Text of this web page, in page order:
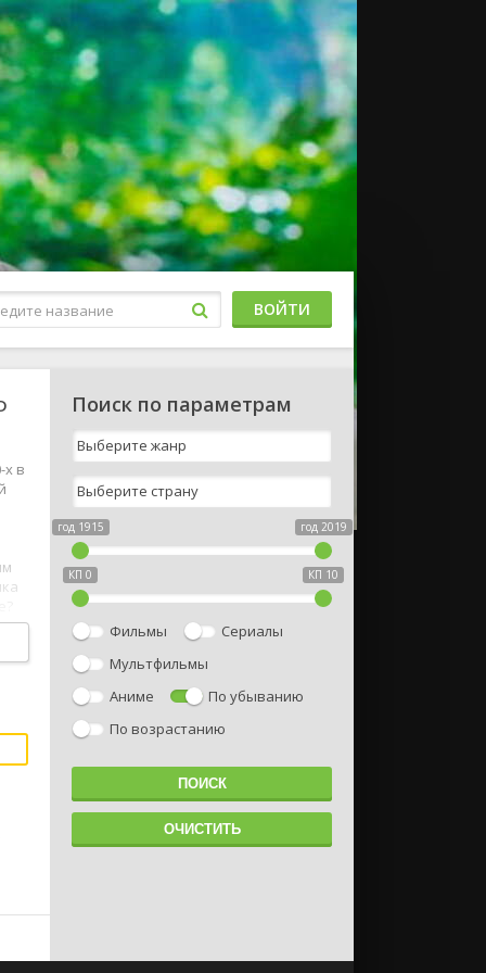
ВОЙТИ
х в
Поиск по параметрам
год 1915 год 2019
КП 0 КП 10
Фильмы
Сериалы
Мультфильмы
Аниме
По убыванию
По возрастанию